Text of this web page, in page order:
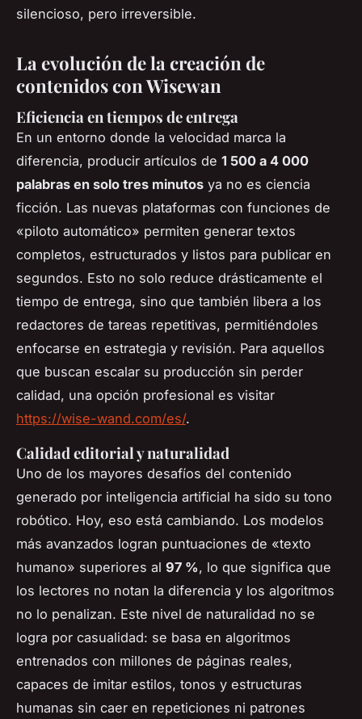
silencioso, pero irreversible.
La evolución de la creación de
contenidos con Wisewan
Eficiencia en tiempos de entrega
En un entorno donde la velocidad marca la
diferencia, producir artículos de 1 500 a 4 000
palabras en solo tres minutos ya no es ciencia
ficción. Las nuevas plataformas con funciones de
«piloto automático» permiten generar textos
completos, estructurados y listos para publicar en
segundos. Esto no solo reduce drásticamente el
tiempo de entrega, sino que también libera a los
redactores de tareas repetitivas, permitiéndoles
enfocarse en estrategia y revisión. Para aquellos
que buscan escalar su producción sin perder
calidad, una opción profesional es visitar
https://wise-wand.com/es/.
Calidad editorial y naturalidad
Uno de los mayores desafíos del contenido
generado por inteligencia artificial ha sido su tono
robótico. Hoy, eso está cambiando. Los modelos
más avanzados logran puntuaciones de «texto
humano» superiores al 97 %, lo que significa que
los lectores no notan la diferencia y los algoritmos
no lo penalizan. Este nivel de naturalidad no se
logra por casualidad: se basa en algoritmos
entrenados con millones de páginas reales,
capaces de imitar estilos, tonos y estructuras
humanas sin caer en repeticiones ni patrones